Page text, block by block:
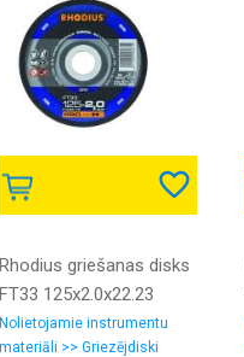
Rhodius griešanas disks
FT33 125x2.0x22.23
Nolietojamie instrumentu
materiāli >> Griezējdiski